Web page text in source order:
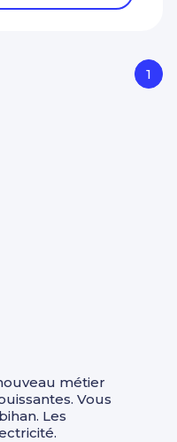
1
métier
Vous
Les